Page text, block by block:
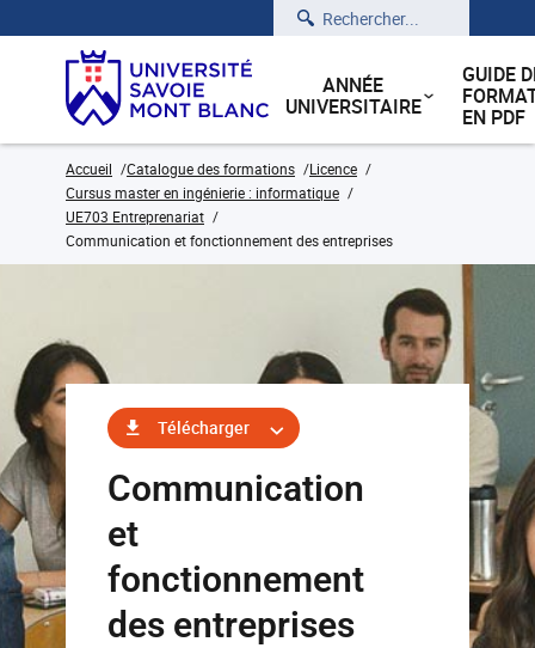
Rechercher
ANNÉE
UNIVERSITAIRE
GUIDE
EN PDF
Accueil Catalogue des formations
Licence
Cursus master en ingénierie : informatique
UE703 Entreprenariat
Communication et fonctionnement des entreprises
Télécharger
Communication
et
fonctionnement
des entreprises